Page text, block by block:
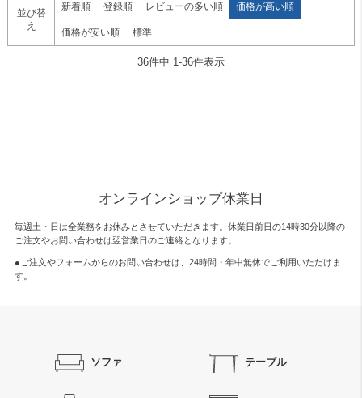
並び替
え
新着順 登録順 レビューの多い順 価格が高い順
価格が安い順 標準
36件中 1-36件表示
オンラインショップ休業日
毎週土・日は全業務をお休みとさせていただきます。休業日前日の14時30分以降の
ご注文やお問い合わせは翌営業日のご連絡となります。
●ご注文やフォームからのお問い合わせは、 24時間・年中無休でご利用いただけま
す。
ソファ テーブル